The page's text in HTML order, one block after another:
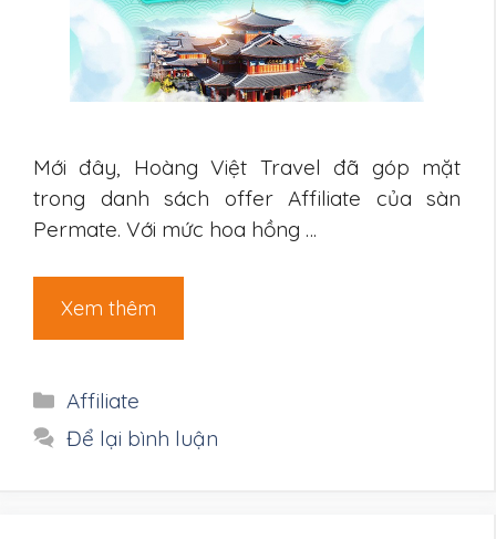
Mới đây, Hoàng Việt Travel đã góp mặt
trong danh sách offer Affiliate của sàn
Permate. Với mức hoa hồng …
Xem thêm
Danh
mục
Affiliate
Để lại bình luận